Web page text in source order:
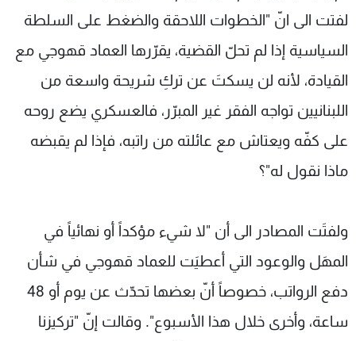
لفتت الى انّ "الخطوات اللاحقة والضغط على السلطة
السياسية إذا لم تحلّ القضية، يقرّرها العماد قهوجي مع
القيادة، لأنه لن يسكتَ عن تركِ شريحة واسعة من
اللبنانيين تواجه الفقر غير المبرّر، فالعسكري يضع روحه
على كفّه ويعتاش مع عائلته من راتبه، فإذا لم يقبضه
ماذا نقول له"؟
ولفتَت المصادر الى أن "لا شيء مؤكداً أو نهائياً في
المهَل والوعود التي أعطيَت للعماد قهوجي في شأن
دفع الرواتب، خصوصاً أنّ بعضها تحدّث عن يوم أو 48
ساعة، وأخرى خلال هذا الأسبوع". وقالت إنّ "تركيزنا